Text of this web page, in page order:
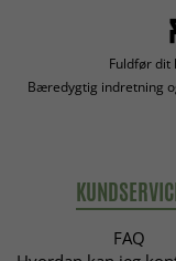
Fuldfør dit
Bæredygtig indretning
FAQ